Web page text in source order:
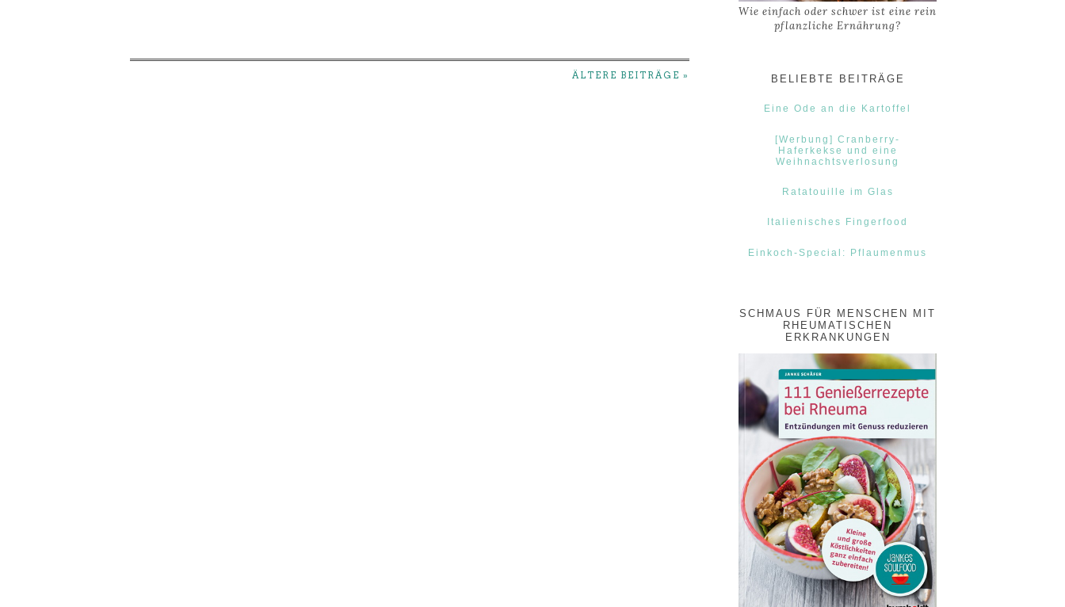
ÄLTERE BEITRÄGE »
Wie einfach oder schwer ist eine rein
pflanzliche Ernährung?
BELIEBTE BEITRÄGE
Eine Ode an die Kartoffel
[Werbung] Cranberry-
Haferkekse und eine
Weihnachtsverlosung
Ratatouille im Glas
Italienisches Fingerfood
Einkoch-Special: Pflaumenmus
SCHMAUS FÜR MENSCHEN MIT
RHEUMATISCHEN
ERKRANKUNGEN